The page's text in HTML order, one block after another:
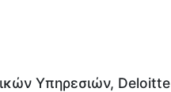
Υπηρεσιών, Deloitte